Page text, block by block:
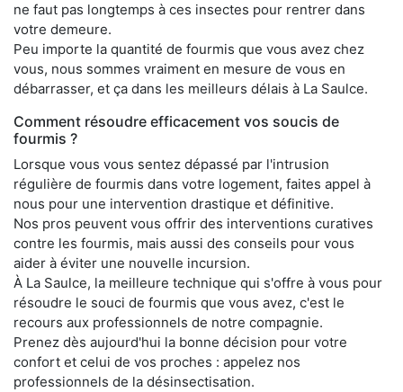
ne faut pas longtemps à ces insectes pour rentrer dans
votre demeure.
Peu importe la quantité de fourmis que vous avez chez
vous, nous sommes vraiment en mesure de vous en
débarrasser, et ça dans les meilleurs délais à La Saulce.
Comment résoudre efficacement vos soucis de
fourmis ?
Lorsque vous vous sentez dépassé par l'intrusion
régulière de fourmis dans votre logement, faites appel à
nous pour une intervention drastique et définitive.
Nos pros peuvent vous offrir des interventions curatives
contre les fourmis, mais aussi des conseils pour vous
aider à éviter une nouvelle incursion.
À La Saulce, la meilleure technique qui s'offre à vous pour
résoudre le souci de fourmis que vous avez, c'est le
recours aux professionnels de notre compagnie.
Prenez dès aujourd'hui la bonne décision pour votre
confort et celui de vos proches : appelez nos
professionnels de la désinsectisation.